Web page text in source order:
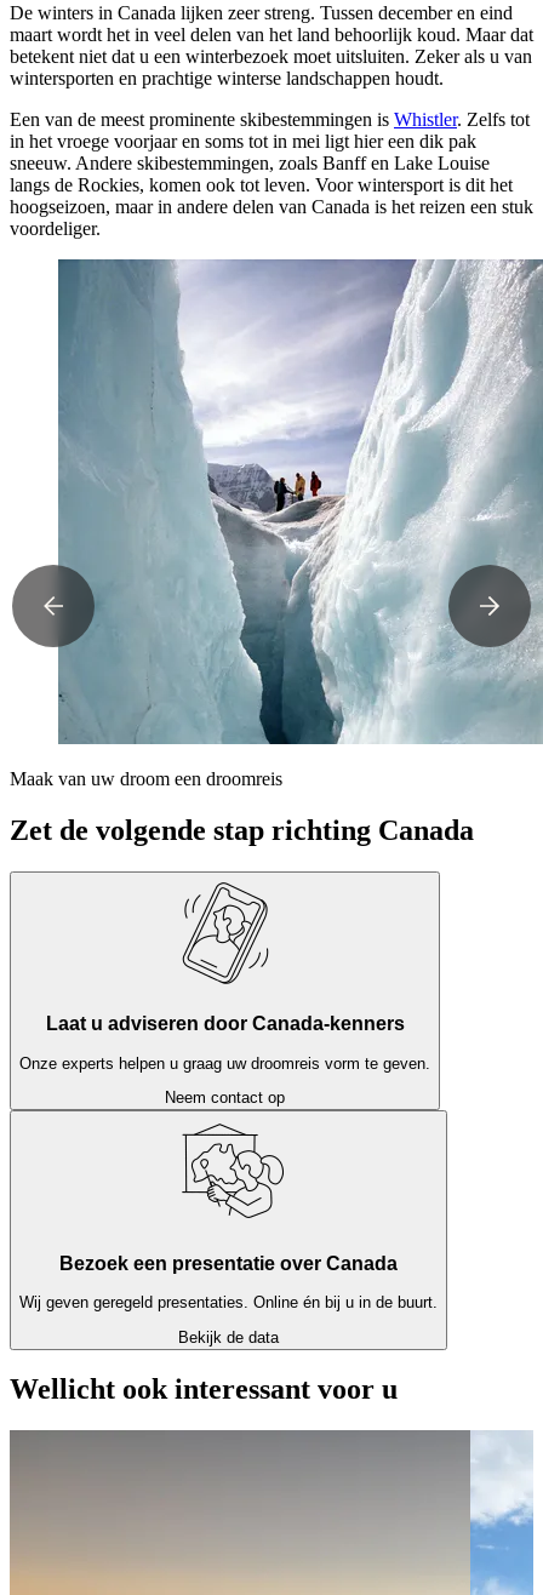
De winters in Canada lijken zeer streng. Tussen december en eind
maart wordt het in veel delen van het land behoorlijk koud. Maar dat
betekent niet dat u een winterbezoek moet uitsluiten. Zeker als u van
wintersporten en prachtige winterse landschappen houdt.
Een van de meest prominente skibestemmingen is Whistler. Zelfs tot
in het vroege voorjaar en soms tot in mei ligt hier een dik pak
sneeuw. Andere skibestemmingen, zoals Banff en Lake Louise
langs de Rockies, komen ook tot leven. Voor wintersport is dit het
hoogseizoen, maar in andere delen van Canada is het reizen een stuk
voordeliger.
Maak van uw droom een droomreis
Zet de volgende stap richting Canada
Laat u adviseren door Canada-kenners
Onze experts helpen u graag uw droomreis vorm te geven.
Neem contact op
Bezoek een presentatie over Canada
Wij geven geregeld presentaties. Online én bij u in de buurt.
Bekijk de data
Wellicht ook interessant voor u